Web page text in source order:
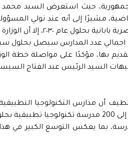
حيث استعرض السيد محمد
الحكومة الوصول إلى ١٠٠
تنفيذا لتوجيهات السيد الرئيس عبد
أن مدارس التكنولوجيا
الدراسي المقبل إلى 225 مدرسة، بما يعكس